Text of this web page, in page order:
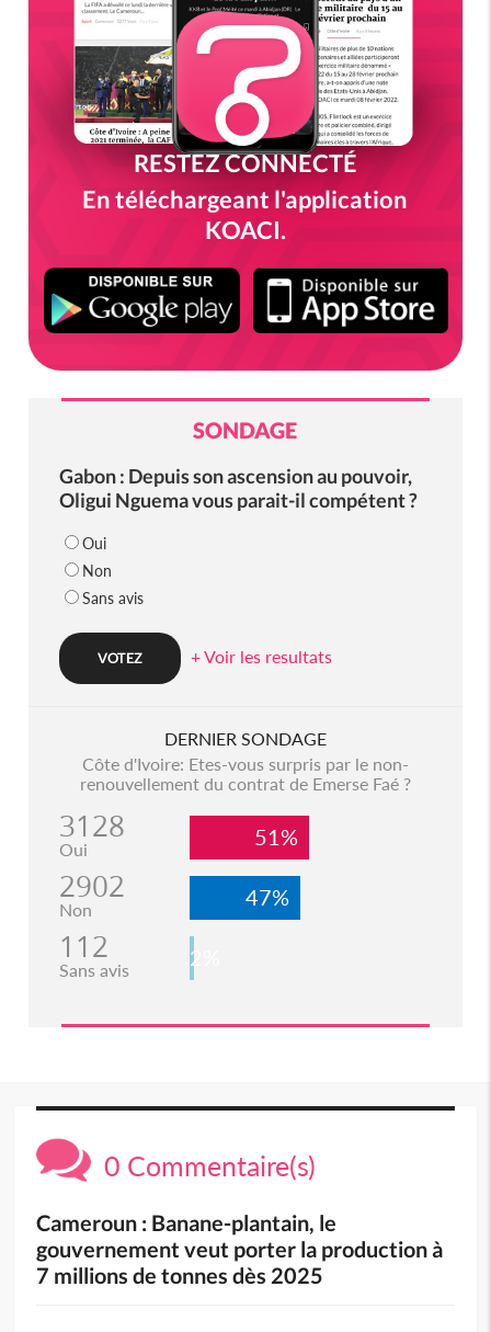
RESTEZ CONNECTÉ
En téléchargeant l'application
KOACI.
SONDAGE
Gabon : Depuis son ascension au pouvoir,
Oligui Nguema vous parait-il compétent ?
Oui
Non
Sans avis
+ Voir les resultats
DERNIER SONDAGE
Côte d'Ivoire: Etes-vous surpris par le non-
renouvellement du contrat de Emerse Faé ?
3128
Oui 51%
2902
Non 47%
112
Sans avis 2%
0 Commentaire(s)
Cameroun : Banane-plantain, le
gouvernement veut porter la production à
7 millions de tonnes dès 2025